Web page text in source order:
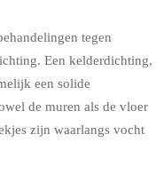
tegen
Een kelderdichting,
een solide
de muren als de vloer
zijn waarlangs vocht